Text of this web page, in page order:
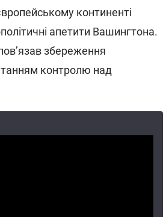
континенті
апетити Вашингтона.
збереження
контролю над